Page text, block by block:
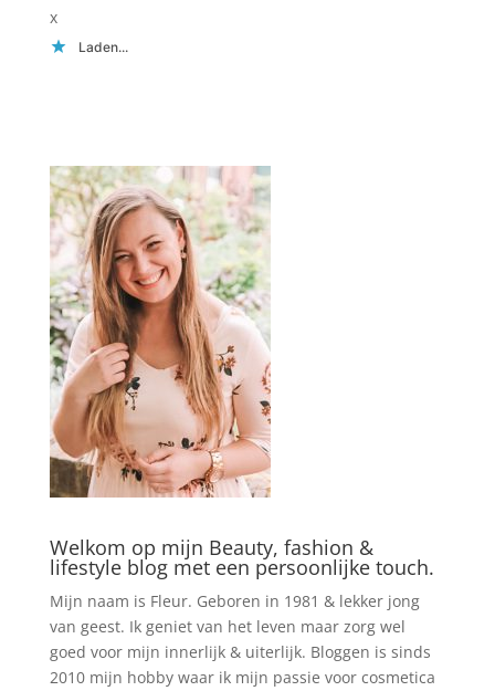
x
Laden...
Welkom op mijn Beauty, fashion &
lifestyle blog met een persoonlijke touch.
Mijn naam is Fleur. Geboren in 1981 & lekker jong
van geest. Ik geniet van het leven maar zorg wel
goed voor mijn innerlijk & uiterlijk. Bloggen is sinds
2010 mijn hobby waar ik mijn passie voor cosmetica